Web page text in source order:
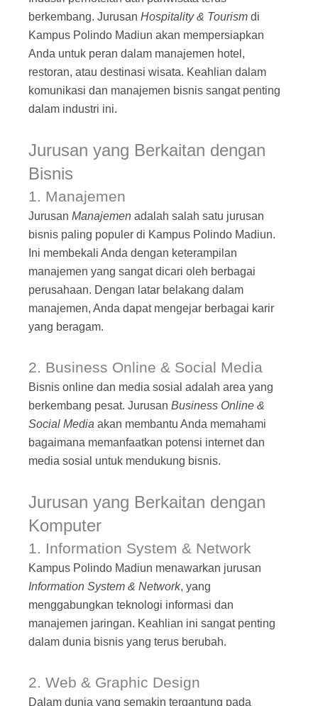
berkembang. Jurusan Hospitality & Tourismdi
Kampus Polindo Madiun akan mempersiapkan
Anda untuk peran dalam manajemen hotel,
restoran, atau destinasi wisata. Keahlian dalam
komunikasi dan manajemen bisnis sangat penting
dalam industri ini.
Jurusan yang Berkaitan dengan
Bisnis
1. Manajemen
Jurusan Manajemenadalah salah satu jurusan
bisnis paling populer di Kampus Polindo Madiun.
Ini membekali Anda dengan keterampilan
manajemen yang sangat dicari oleh berbagai
perusahaan. Dengan latar belakang dalam
manajemen, Anda dapat mengejar berbagai karir
yang beragam.
2. Business Online & Social Media
Bisnis online dan media sosial adalah area yang
berkembang pesat. Jurusan Business Online &
Social Media akan membantu Anda memahami
bagaimana memanfaatkan potensi internet dan
media sosial untuk mendukung bisnis.
Jurusan yang Berkaitan dengan
Komputer
1. Information System & Network
Kampus Polindo Madiun menawarkan jurusan
Information System & Network, yang
menggabungkan teknologi informasi dan
manajemen jaringan. Keahlian ini sangat penting
dalam dunia bisnis yang terus berubah.
2. Web & Graphic Design
Dalam dunia yang semakin tergantung pada